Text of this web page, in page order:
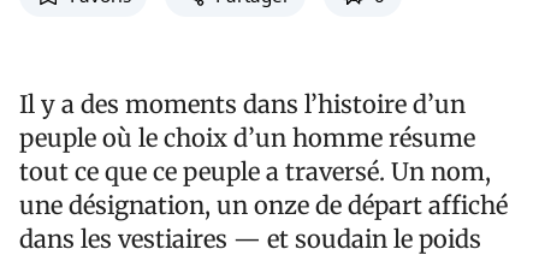
Il y a des moments dans l’histoire d’un
peuple où le choix d’un homme résume
tout ce que ce peuple a traversé. Un nom,
une désignation, un onze de départ affiché
dans les vestiaires — et soudain le poids